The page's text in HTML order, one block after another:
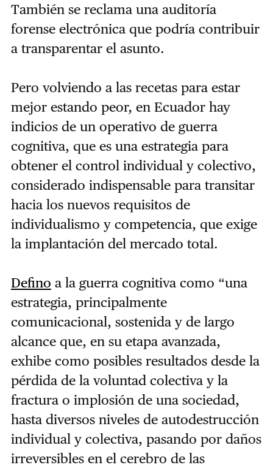
También se reclama una auditoría
forense electrónica que podría contribuir
a transparentar el asunto.
Pero volviendo a las recetas para estar
mejor estando peor, en Ecuador hay
indicios de un operativo de guerra
cognitiva, que es una estrategia para
obtener el control individual y colectivo,
considerado indispensable para transitar
hacia los nuevos requisitos de
individualismo y competencia, que exige
la implantación del mercado total.
Defino a la guerra cognitiva como “una
estrategia, principalmente
comunicacional, sostenida y de largo
alcance que, en su etapa avanzada,
exhibe como posibles resultados desde la
pérdida de la voluntad colectiva y la
fractura o implosión de una sociedad,
hasta diversos niveles de autodestrucción
individual y colectiva, pasando por daños
irreversibles en el cerebro de las